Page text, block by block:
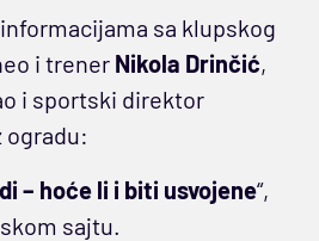
sa klupskog
i trener Nikola Drinčić,
i sportski direktor
ogradu:
– hoće li i biti usvojene“,
sajtu.